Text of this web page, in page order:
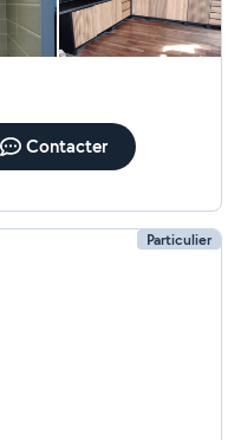
Contacter
Particulier